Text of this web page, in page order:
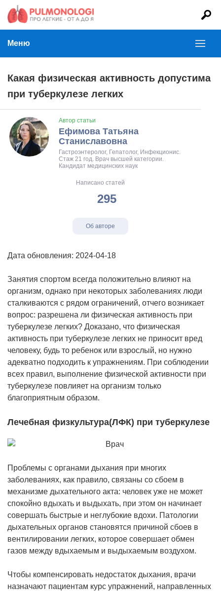
Меню
Какая физическая активность допустима
при туберкулезе легких
Автор статьи
Ефимова Татьяна
Станиславовна
Гастроэнтеролог, Гепатолог, Инфекционис.
Стаж 21 год. Врач высшей категории.
Кандидат медицинских наук
Написано статей
295
Об авторе
Дата обновления: 2024-04-18
Занятия спортом всегда положительно влияют на
организм, однако при некоторых заболеваниях люди
сталкиваются с рядом ограничений, отчего возникает
вопрос: разрешена ли физическая активность при
туберкулезе легких? Доказано, что физическая
активность при туберкулезе легких не приносит вред
человеку, будь то ребенок или взрослый, но нужно
адекватно подходить к упражнениям. При соблюдении
всех правил, выполнение физической активности при
туберкулезе повлияет на организм только
благоприятным образом.
Лечебная физкультура(ЛФК) при туберкулезе
Проблемы с органами дыхания при многих
заболеваниях, как правило, связаны со сбоем в
механизме дыхательного акта: человек уже не может
спокойно вдыхать и выдыхать, при этом он начинает
совершать быстрые и неглубокие вдохи. Патологии
дыхательных органов становятся причиной сбоев в
вентилировании легких, которое совершает обмен
газов между вдыхаемым и выдыхаемым воздухом.
Чтобы компенсировать недостаток дыхания, врачи
назначают пациентам курс упражнений, направленных